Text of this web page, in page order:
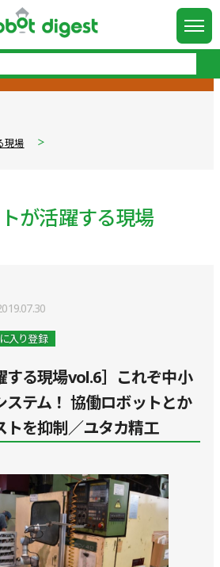
現場
が活躍する現場
入り登録
する現場vol.6］これぞ中小
テム！ 協働ロボットとか
トを抑制／ユタカ精工